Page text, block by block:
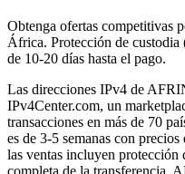
Obtenga ofertas competitivas
África. Protección de
de 10-20 días hasta el pago.
Las direcciones IPv4 de
IPv4Center.com, un
transacciones en más de 70
es de 3-5 semanas con
las ventas incluyen protección
completa de la transferencia.